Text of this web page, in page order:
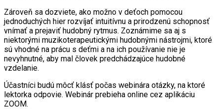
Zároveň sa dozviete, ako možno v deťoch pomocou
jednoduchých hier rozvíjať intuitívnu a prirodzenú schopnosť
vnímať a prejaviť hudobný rytmus. Zoznámime sa aj s
niektorými muzikoterapeutickými hudobnými nástrojmi, ktoré
sú vhodné na prácu s deťmi a na ich používanie nie je
nevyhnutné, aby mal človek predchádzajúce hudobné
vzdelanie.
Účastníci budú môcť klásť počas webinára otázky, na ktoré
lektorka odpovie. Webinár prebieha online cez aplikáciu
ZOOM.